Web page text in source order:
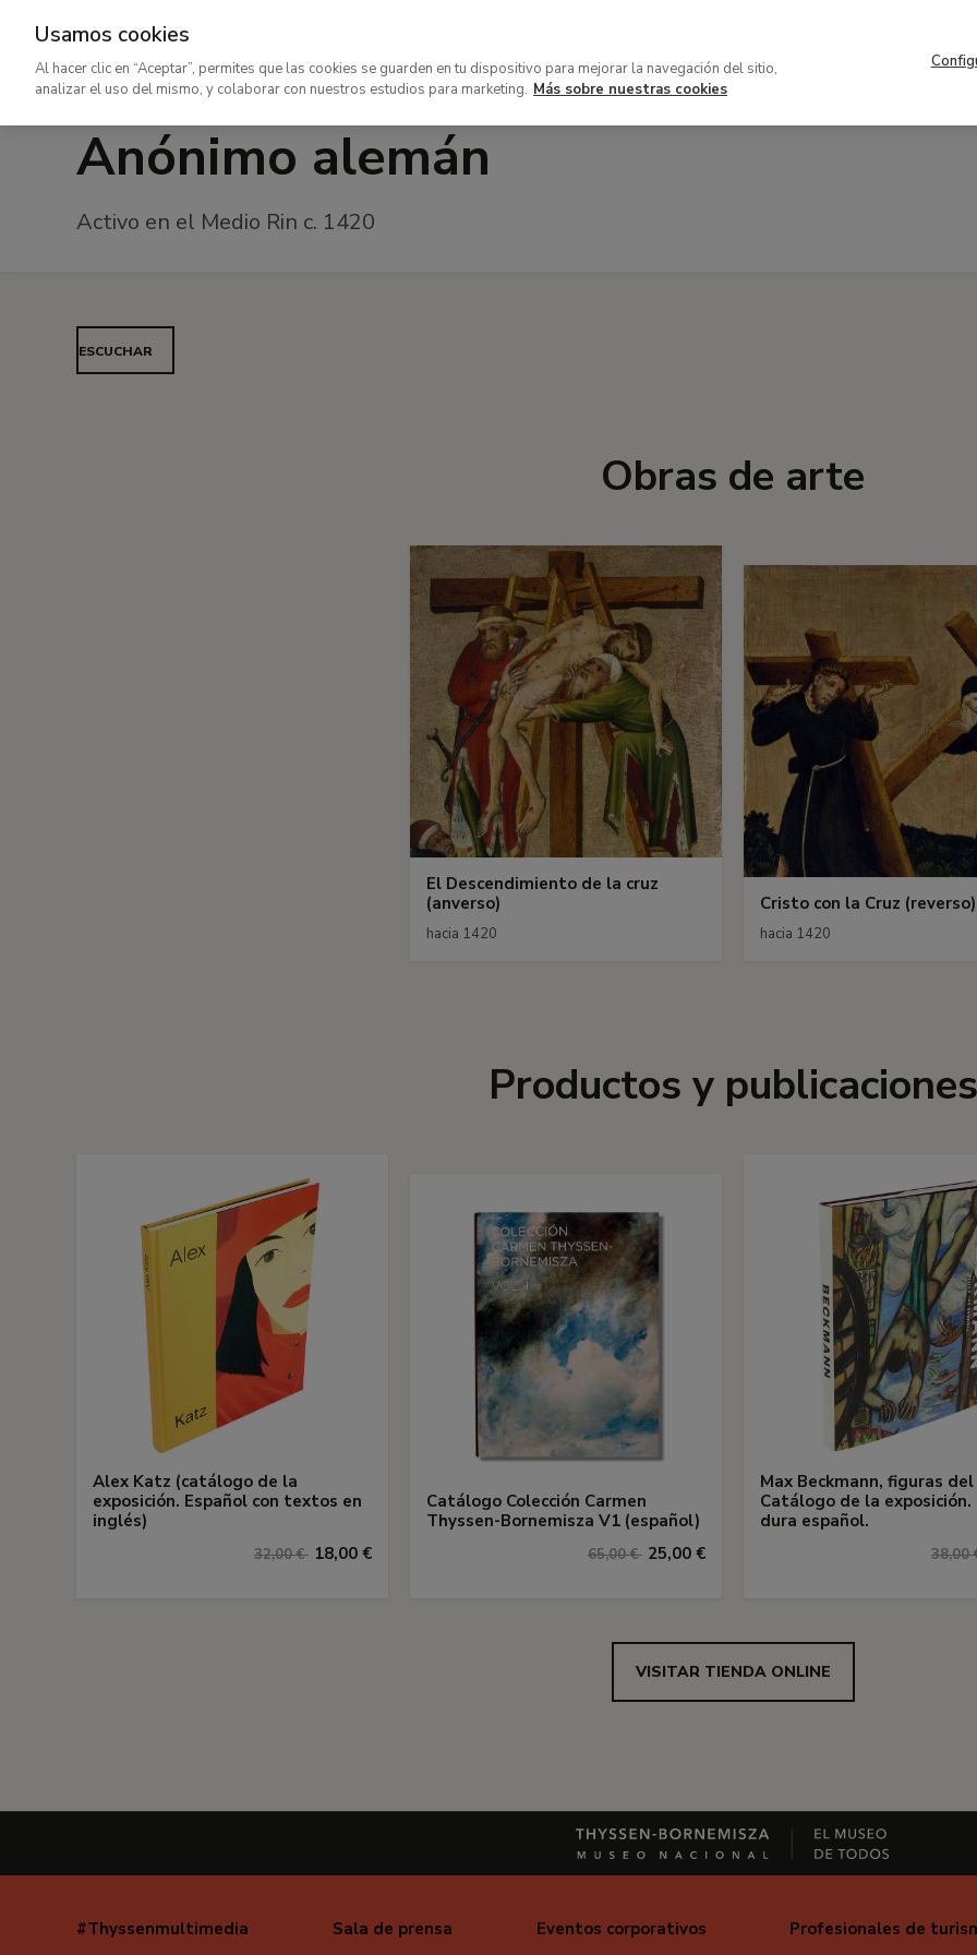
contenido
VISITA COLECCIÓN
Anónimo alemán
Activo en el Medio Rin c. 1420
ESCUCHAR
Obras de arte
El Descendimiento de la cruz
(anverso)
hacia 1420
Cristo con la Cruz (reverso)
hacia 1420
Productos y publicaciones
Alex Katz (catálogo de la
exposición. Español con textos en
inglés)
32,00 € 18,00 €
Catálogo Colección Carmen
Thyssen-Bornemisza V1 (español)
65,00 € 25,00 €
Max Beckmann, figuras
Catálogo de la exposición.
dura español.
38,00
VISITAR TIENDA ONLINE
Navegación
#Thyssenmultimedia Sala de prensa Eventos corporativos Profesionales de
Usamos cookies
Al hacer clic en “Aceptar”, permites que las cookies se guarden en tu dispositivo para mejorar la navegación del sitio,
analizar el uso del mismo, y colaborar con nuestros estudios para marketing. Más sobre nuestras cookies